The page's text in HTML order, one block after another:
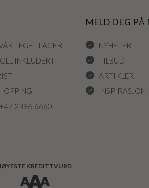
EGET LAGER
INKLUDERT
+47 2396 6660
MELD DEG
NYHETER
TILBUD
ARTIKLER
INSPIRASJON
KREDITTVURD